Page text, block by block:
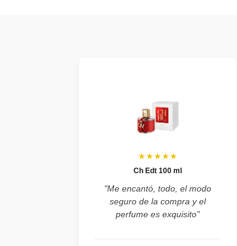
★★★★★
Ch Edt 100 ml
"Me encantó, todo, el modo
seguro de la compra y el
perfume es exquisito"